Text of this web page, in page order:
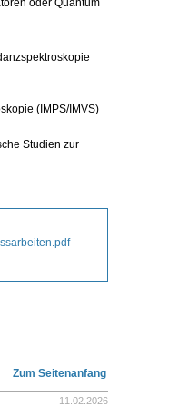
oder Quantum
(IMPS/IMVS)
Studien zur
Zum Seitenanfang
11.02.2026